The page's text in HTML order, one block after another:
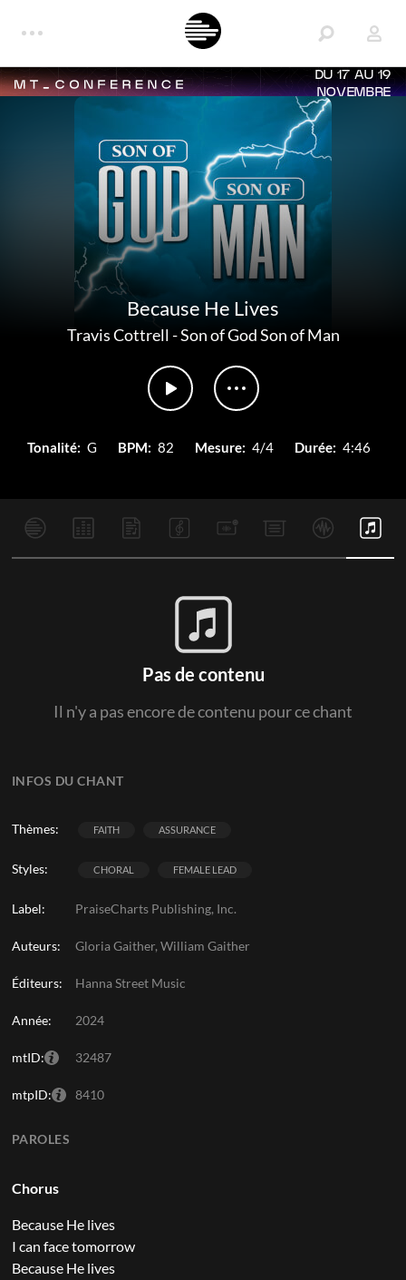
DU 17 AU 19
NOVEMBRE
Because He Lives
Travis Cottrell-Son of God Son of Man
Tonalité: G BPM: 82 Mesure: 4/4 Durée: 4:46
INFOS DU CHANT
Thèmes: FAITH ASSURANCE
Styles: CHORAL FEMALE LEAD
Label: PraiseCharts Publishing, Inc.
Auteurs: Gloria Gaither, William Gaither
Éditeurs: Hanna Street Music
Année: 2024
mtID: 32487
mtpID: 8410
PAROLES
Chorus
Because He lives
I can face tomorrow
Because He lives
Pas de contenu
Il n'y a pas encore de contenu pour ce chant